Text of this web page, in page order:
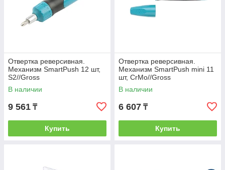
Отвертка реверсивная.
Механизм SmartPush 12 шт,
S2//Gross
В наличии
9 561 ₸
Купить
Отвертка реверсивная.
Механизм SmartPush mini 11
шт, CrMo//Gross
В наличии
6 607 ₸
Купить